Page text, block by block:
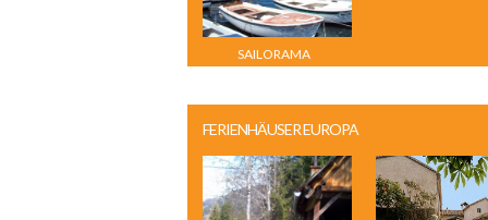
SAILORAMA
FERIENHÄUSER EUROPA